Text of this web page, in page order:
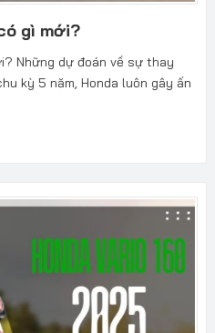
gì mới?
Những dự đoán về sự thay
kỳ 5 năm, Honda luôn gây ấn